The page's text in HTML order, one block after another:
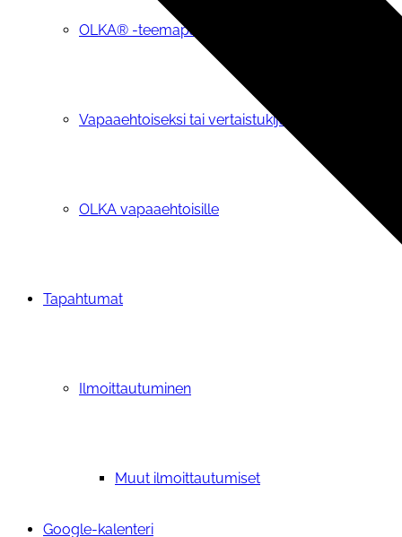
OLKA® -teemapäivät
Vapaaehtoiseksi tai vertaistukijaksi OLKAan
OLKA vapaaehtoisille
Tapahtumat
Ilmoittautuminen
Muut ilmoittautumiset
Google-kalenteri